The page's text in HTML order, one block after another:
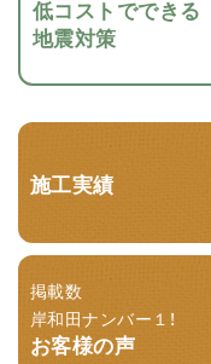
低コストでできる
地震対策
施工実績
掲載数
岸和田ナンバー１！
お客様の声